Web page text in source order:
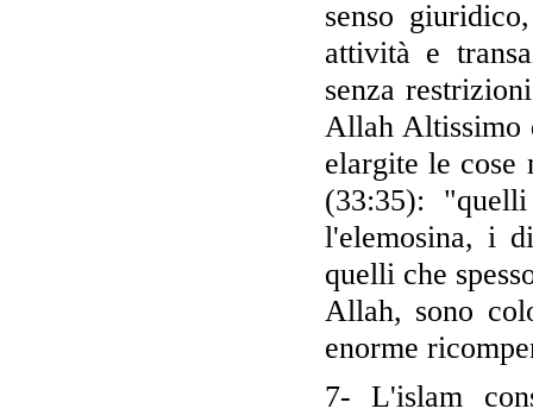
senso
attività e
senza
Allah Altissimo
elargite le
(33:35):
l'elemosina, i
quelli che
Allah, sono
enorme
7- L'islam